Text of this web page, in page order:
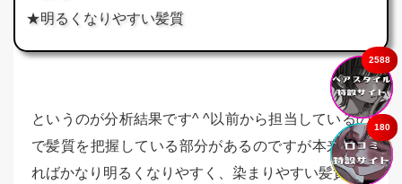
★明るくなりやすい髪質
というのが分析結果です^ ^以前から担当しているの
で髪質を把握している部分があるのですが本来であ
ればかなり明るくなりやすく、染まりやすい髪質。
180
2588